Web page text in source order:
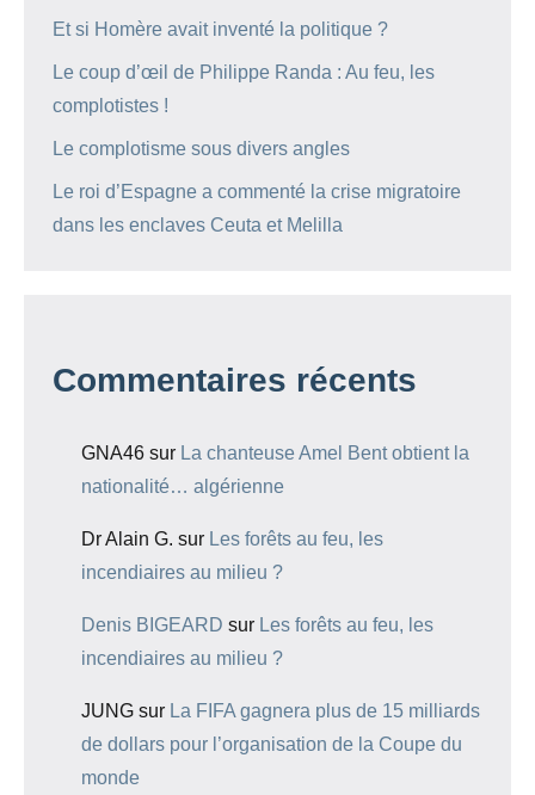
Et si Homère avait inventé la politique ?
Le coup d’œil de Philippe Randa : Au feu, les
complotistes !
Le complotisme sous divers angles
Le roi d’Espagne a commenté la crise migratoire
dans les enclaves Ceuta et Melilla
Commentaires récents
GNA46 sur La chanteuse Amel Bent obtient la
nationalité… algérienne
Dr Alain G. sur Les forêts au feu, les
incendiaires au milieu ?
Denis BIGEARD sur Les forêts au feu, les
incendiaires au milieu ?
JUNG sur La FIFA gagnera plus de 15 milliards
de dollars pour l’organisation de la Coupe du
monde